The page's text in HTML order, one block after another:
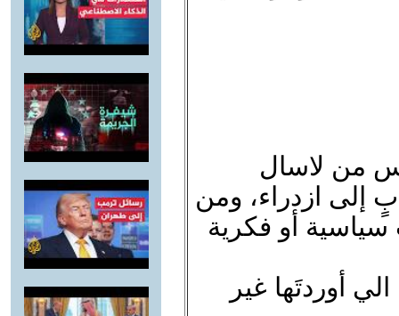
من لاسال
إلى ازدراء، ومن
أو فكرية
أوردتَها غير